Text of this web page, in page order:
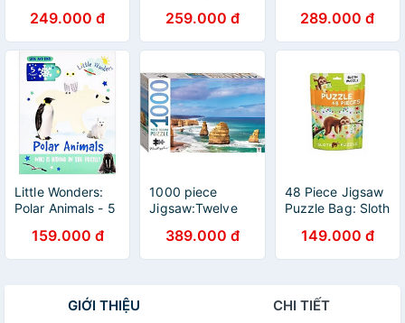
249.000 đ 259.000 đ 289.000 đ
Little Wonders:
Polar Animals - 5
159.000 đ
1000 piece
Jigsaw:Twelve
Australia
389.000 đ
48 Piece Jigsaw
Puzzle Bag: Sloth
149.000 đ
GIỚI THIỆU CHI TIẾT